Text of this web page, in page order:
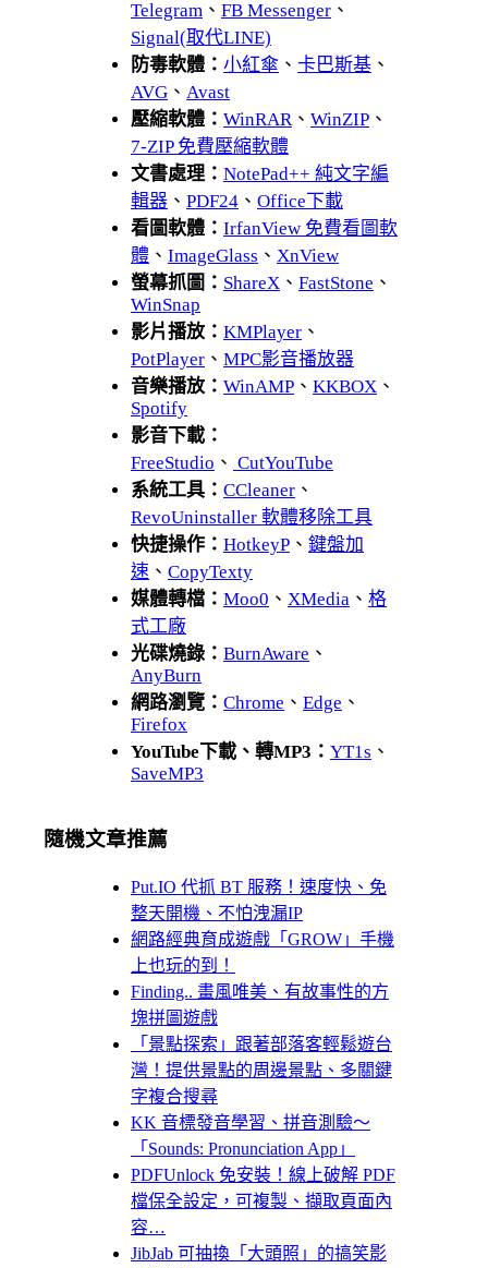
Telegram 、 FB Messenger 、
Signal(取代LINE)
防毒軟體： 小紅傘 、 卡巴斯基 、
AVG 、 Avast
壓縮軟體： WinRAR、 WinZIP 、
7-ZIP 免費壓縮軟體
文書處理： NotePad++ 純文字編
輯器 、 PDF24 、 Office下載
看圖軟體： IrfanView 免費看圖軟
體 、 ImageGlass 、 XnView
螢幕抓圖： ShareX 、 FastStone 、
WinSnap
影片播放： KMPlayer 、
PotPlayer 、 MPC影音播放器
音樂播放： WinAMP 、 KKBOX 、
Spotify
影音下載：
FreeStudio 、 CutYouTube
系統工具： CCleaner 、
RevoUninstaller 軟體移除工具
快捷操作： HotkeyP 、 鍵盤加
速 、 CopyTexty
媒體轉檔： Moo0 、 XMedia 、 格
式工廠
光碟燒錄： BurnAware 、
AnyBurn
網路瀏覽： Chrome 、 Edge 、
Firefox
YouTube下載、轉MP3： YT1s 、
SaveMP3
隨機文章推薦
Put.IO 代抓 BT 服務！速度快、免
整天開機、不怕洩漏IP
網路經典育成遊戲「GROW」手機
上也玩的到！
Finding.. 畫風唯美、有故事性的方
塊拼圖遊戲
「景點探索」跟著部落客輕鬆遊台
灣！提供景點的周邊景點、多關鍵
字複合搜尋
KK 音標發音學習、拼音測驗～
「Sounds: Pronunciation App」
PDFUnlock 免安裝！線上破解 PDF
檔保全設定，可複製、擷取頁面內
容…
JibJab 可抽換「大頭照」的搞笑影